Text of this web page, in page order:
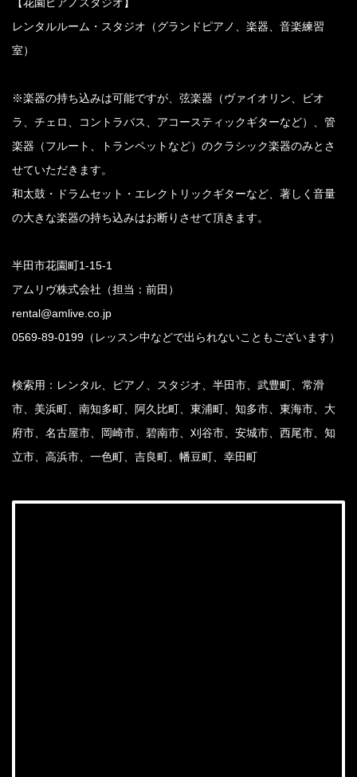
レンタルルーム・スタジオ（グランドピアノ、楽器、音楽練習
室）
※楽器の持ち込みは可能ですが、弦楽器（ヴァイオリン、ビオ
ラ、チェロ、コントラバス、アコースティックギターなど）、管
楽器（フルート、トランペットなど）のクラシック楽器のみとさ
せていただきます。
和太鼓・ドラムセット・エレクトリックギターなど、著しく音量
の大きな楽器の持ち込みはお断りさせて頂きます。
半田市花園町1-15-1
アムリヴ株式会社（担当：前田）
rental@amlive.co.jp
0569-89-0199（レッスン中などで出られないこともございます）
検索用：レンタル、ピアノ、スタジオ、半田市、武豊町、常滑
市、美浜町、南知多町、阿久比町、東浦町、知多市、東海市、大
府市、名古屋市、岡崎市、碧南市、刈谷市、安城市、西尾市、知
立市、高浜市、一色町、吉良町、幡豆町、幸田町